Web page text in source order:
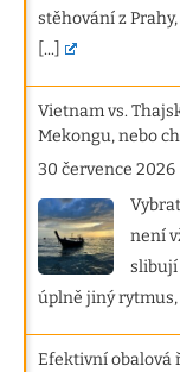
stěhování z
[...]
Vietnam vs.
Mekongu, nebo
30 července 2026
není
slibují
úplně jiný rytmus,
Efektivní obalová